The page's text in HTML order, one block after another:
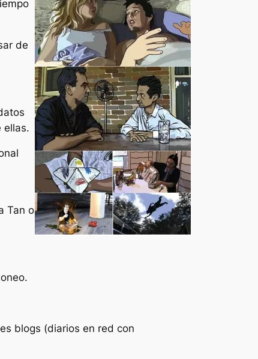
de
ellas.
Tan o
blogs (diarios en red con